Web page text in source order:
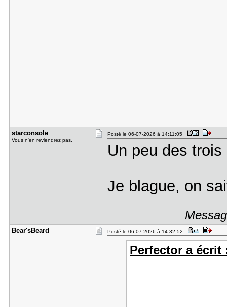
starconsol​e
Vous n'en reviendrez pas.
Posté le 06-07-2026 à 14:11:05
Un peu des trois
Je blague, on
Bear'sBear​d Posté le 06-07-2026 à 14:32:52
Perfector a écrit